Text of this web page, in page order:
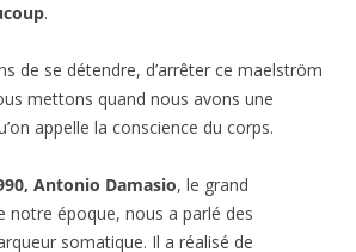
.
de se détendre, d’arrêter ce maelström
mettons quand nous avons une
appelle la conscience du corps.
Antonio Damasio, le grand
notre époque, nous a parlé des
somatique. Il a réalisé de